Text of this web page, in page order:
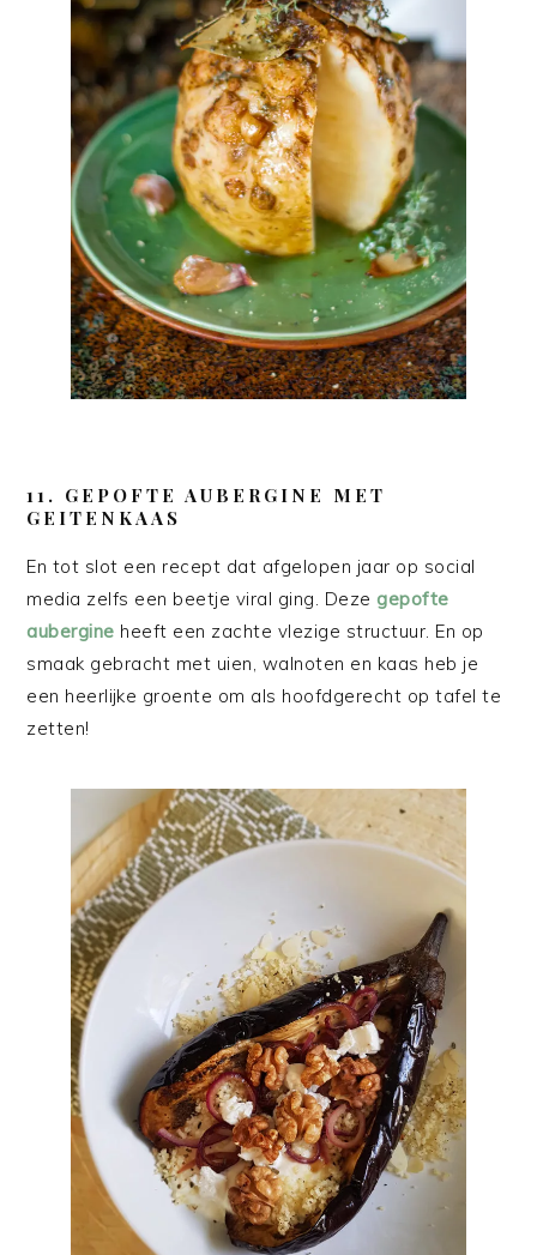
11. GEPOFTE AUBERGINE MET
GEITENKAAS
En tot slot een recept dat afgelopen jaar op social
media zelfs een beetje viral ging. Dezegepofte
aubergine heeft een zachte vlezige structuur. En op
smaak gebracht met uien, walnoten en kaas heb je
een heerlijke groente om als hoofdgerecht op tafel te
zetten!